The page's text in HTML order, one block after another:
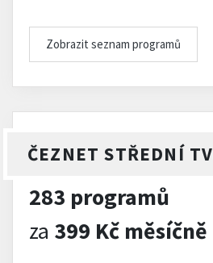
Zobrazit seznam programů
ČEZNET STŘEDNÍ TV
283 programů
za 399 Kč měsíčně